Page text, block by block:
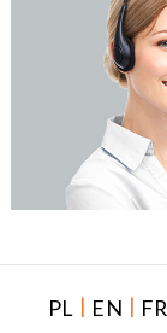
PL | EN | FR